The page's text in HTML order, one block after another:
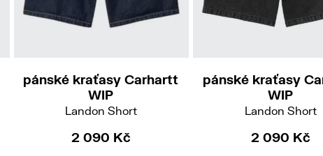
pánské kraťasy Carhartt
WIP
Landon Short
2 090 Kč
29 32
pánské kraťasy
WIP
Landon Short
2 090 Kč